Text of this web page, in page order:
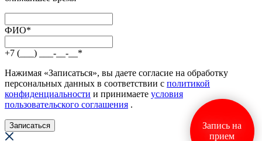
ФИО*
+7 (___) ___-__-__ *
Нажимая «Записаться», вы даете согласие на обработку
персональных данных в соответствии с политикой
конфиденциальности и принимаете условия
пользовательского соглашения .
Записаться
Запись на
прием